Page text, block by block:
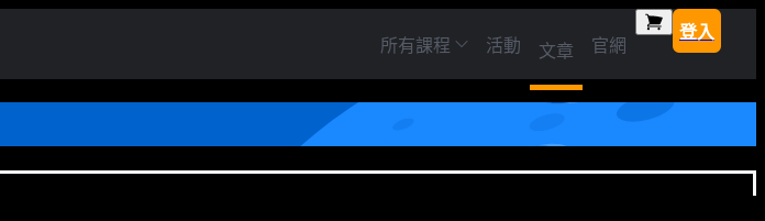
所有課程 活動 文章 官網
登入